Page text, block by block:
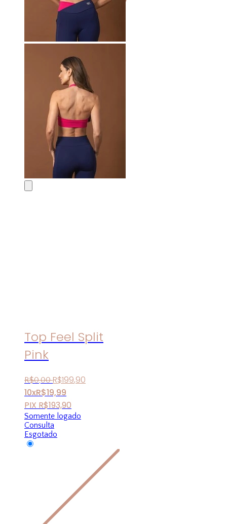
Top Feel Split
Pink
R$0,00 R$199,90
10xR$19,99
PIX R$193,90
Somente logado
Consulta
Esgotado